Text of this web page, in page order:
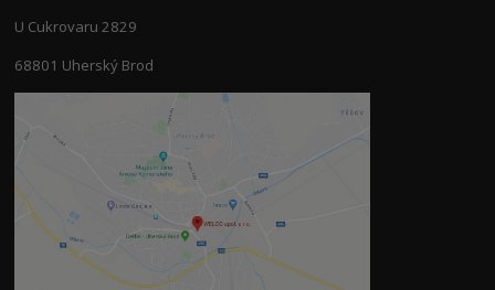
U Cukrovaru 2829
68801 Uherský Brod